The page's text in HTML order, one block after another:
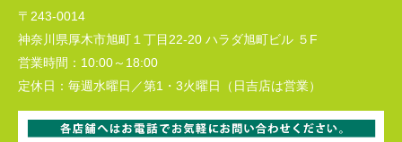
〒243-0014
神奈川県厚木市旭町１丁目22-20 ハラダ旭町ビル ５F
営業時間： 10:00～18:00
定休日： 毎週水曜日／第1・3火曜日（日吉店は営業）